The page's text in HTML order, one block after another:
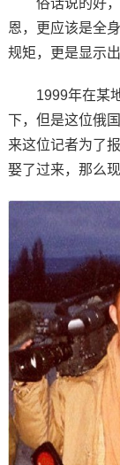
恩，更应该是全
规矩，更是显示
1999年在某地
下，但是这位俄
来这位记者为了
娶了过来，那么